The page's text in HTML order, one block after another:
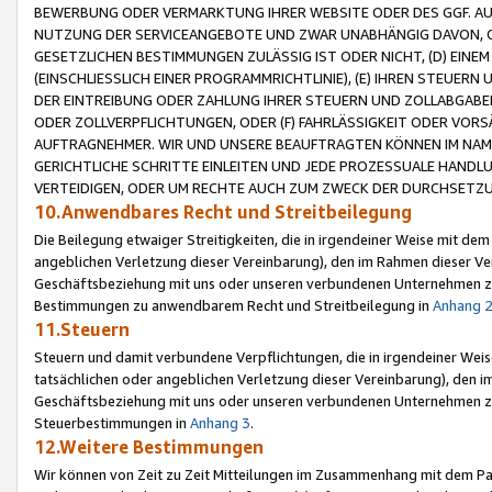
BEWERBUNG ODER VERMARKTUNG IHRER WEBSITE ODER DES GGF.
NUTZUNG DER SERVICEANGEBOTE UND ZWAR UNABHÄNGIG
GESETZLICHEN BESTIMMUNGEN ZULÄSSIG IST ODER NICHT, (D)
(EINSCHLIESSLICH EINER PROGRAMMRICHTLINIE), (E) IHREN
DER EINTREIBUNG ODER ZAHLUNG IHRER STEUERN UND
ODER ZOLLVERPFLICHTUNGEN, ODER (F) FAHRLÄSSIGKEIT ODER
AUFTRAGNEHMER. WIR UND UNSERE BEAUFTRAGTEN KÖNNEN IM
GERICHTLICHE SCHRITTE EINLEITEN UND JEDE PROZESSUALE
VERTEIDIGEN, ODER UM RECHTE AUCH ZUM ZWECK DER
10.Anwendbares Recht und Streitbeilegung
Die Beilegung etwaiger Streitigkeiten, die in irgendeiner Weise mit
angeblichen Verletzung dieser Vereinbarung), den im Rahmen dieser
Geschäftsbeziehung mit uns oder unseren verbundenen
Bestimmungen zu anwendbarem Recht und Streitbeilegung in Anhang 2
11.Steuern
Steuern und damit verbundene Verpflichtungen, die in irgendeiner
tatsächlichen oder angeblichen Verletzung dieser Vereinbarung), den
Geschäftsbeziehung mit uns oder unseren verbundenen
Steuerbestimmungen in Anhang 3.
12.Weitere Bestimmungen
Wir können von Zeit zu Zeit Mitteilungen im Zusammenhang mit dem